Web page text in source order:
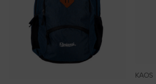
KAOS